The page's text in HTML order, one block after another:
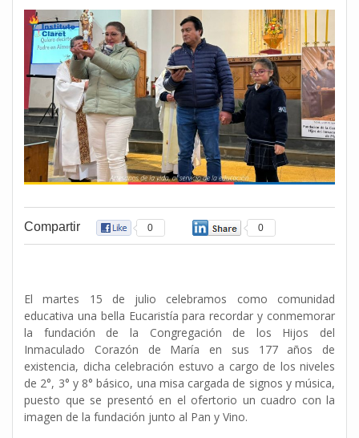
Compartir 0 0
El martes 15 de julio celebramos como comunidad
educativa una bella Eucaristía para recordar y conmemorar
la fundación de la Congregación de los Hijos del
Inmaculado Corazón de María en sus 177 años de
existencia, dicha celebración estuvo a cargo de los niveles
de 2°, 3° y 8° básico, una misa cargada de signos y música,
puesto que se presentó en el ofertorio un cuadro con la
imagen de la fundación junto al Pan y Vino.